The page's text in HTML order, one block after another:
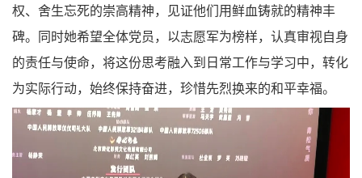
权、舍生忘死的崇高精神，见证他们用鲜血铸就的精神丰
碑。同时她希望全体党员，以志愿军为榜样，认真审视自身
的责任与使命，将这份思考融入到日常工作与学习中，转化
为实际行动，始终保持奋进，珍惜先烈换来的和平幸福。